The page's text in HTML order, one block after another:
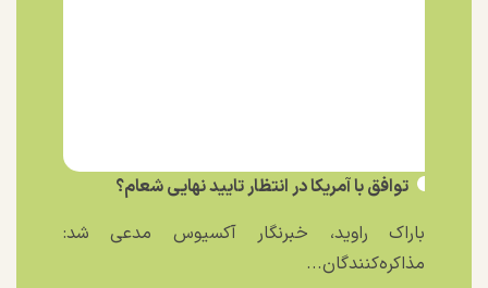
توافق با آمریکا در انتظار تایید نهایی شعام؟
باراک راوید، خبرنگار آکسیوس مدعی شد:
مذاکره‌کنندگان...